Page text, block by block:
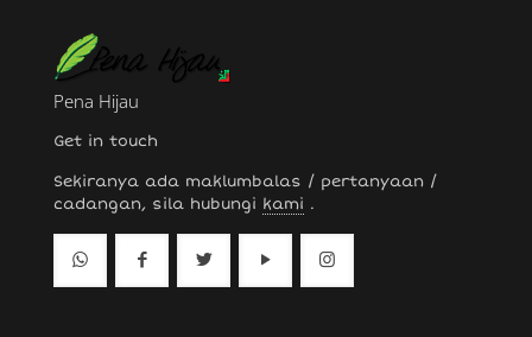
Pena Hijau
Get in touch
Sekiranya ada maklumbalas / pertanyaan /
cadangan, sila hubungi kami .